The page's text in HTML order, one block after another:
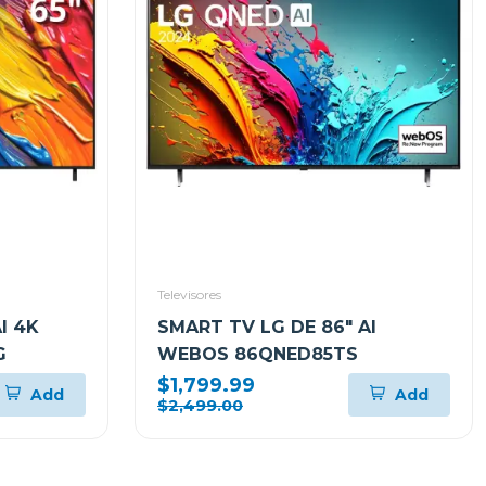
4K
Add
Televisores
SMART TV LG DE 86" AI
WEBOS 86QNED85TS
$1,799.99
$2,499.00
Add